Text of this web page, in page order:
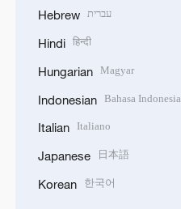
Hebrew עברית
Hindi हिन्दी
Hungarian Magyar
Indonesian Bahasa Indonesia
Italian Italiano
Japanese 日本語
Korean 한국어